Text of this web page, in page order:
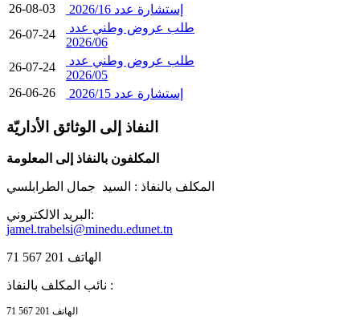
26-08-03
إستشارة عدد 2026/16
26-07-24
2026/06
26-07-24
2026/05
26-06-26
إستشارة عدد 2026/15
النفاذ إلى الوثائق الأداريّة
المكلفون بالنفاذ إلى المعلومة
المكلف بالنفاذ : السيد جمال الطرابلسي
البريد الالكتروني:
jamel.trabelsi@minedu.edunet.tn
نائب المكلف بالنفاذ :